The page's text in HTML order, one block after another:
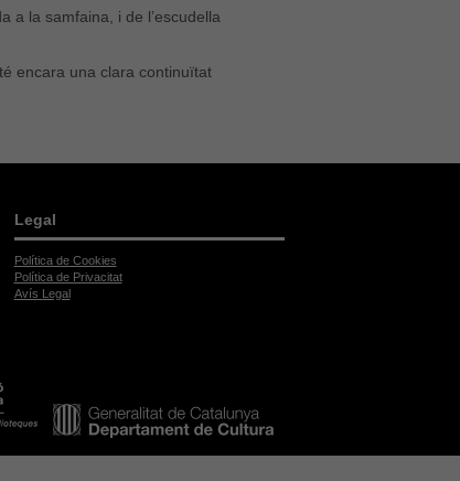
a la samfaina, i de l’escudella
encara una clara continuïtat
Legal
Política de Cookies
Política de Privacitat
Avís Legal